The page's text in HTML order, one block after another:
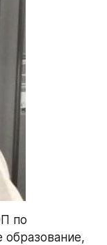
по
образование,